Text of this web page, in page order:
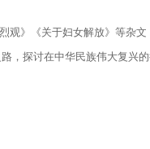
观》《关于妇女解放》等杂
，探讨在中华民族伟大复兴